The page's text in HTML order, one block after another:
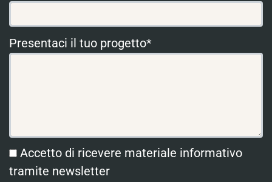
Presentaci il tuo progetto*
Accetto di ricevere materiale informativo
tramite newsletter